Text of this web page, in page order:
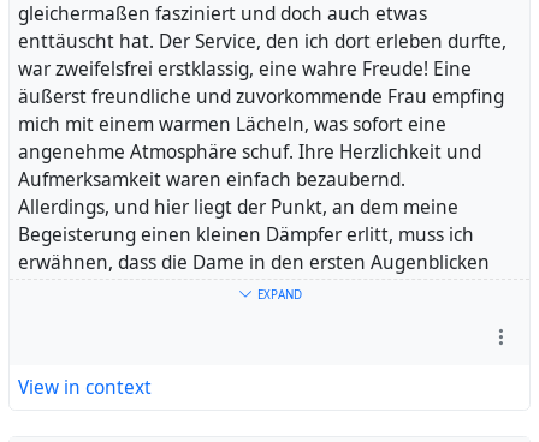
gleichermaßen fasziniert und doch auch etwas
enttäuscht hat. Der Service, den ich dort erleben durfte,
war zweifelsfrei erstklassig, eine wahre Freude! Eine
äußerst freundliche und zuvorkommende Frau empfing
mich mit einem warmen Lächeln, was sofort eine
angenehme Atmosphäre schuf. Ihre Herzlichkeit und
Aufmerksamkeit waren einfach bezaubernd.
Allerdings, und hier liegt der Punkt, an dem meine
Begeisterung einen kleinen Dämpfer erlitt, muss ich
erwähnen, dass die Dame in den ersten Augenblicken
meines Besuchs nicht der Darstellung der Fotos
mich deutlich älter, fast ein Jahrzehnt und mehr, als ich es
mich auf eine ganz bestimmte Erscheinung gefreut
EXPAND
View in context